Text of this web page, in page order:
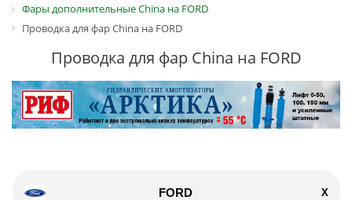
Фары дополнительные China на FORD
Проводка для фар China на FORD
Проводка для фар China на FORD
FORD X